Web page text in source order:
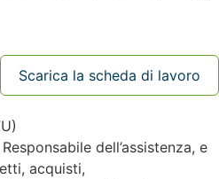
Scarica la scheda di lavoro
dell’assistenza, e
acquisti,